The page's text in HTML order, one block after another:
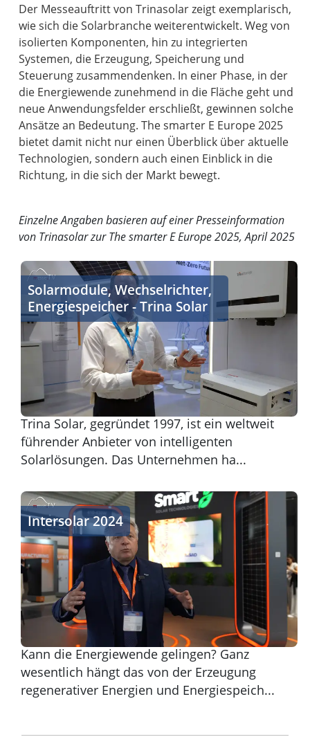
Der Messeauftritt von Trinasolar zeigt exemplarisch,
wie sich die Solarbranche weiterentwickelt. Weg von
isolierten Komponenten, hin zu integrierten
Systemen, die Erzeugung, Speicherung und
Steuerung zusammendenken. In einer Phase, in der
die Energiewende zunehmend in die Fläche geht und
neue Anwendungsfelder erschließt, gewinnen solche
Ansätze an Bedeutung. The smarter E Europe 2025
bietet damit nicht nur einen Überblick über aktuelle
Technologien, sondern auch einen Einblick in die
Richtung, in die sich der Markt bewegt.
Einzelne Angaben basieren auf einer Presseinformation
von Trinasolar zur The smarter E Europe 2025, April 2025
Solarmodule, Wechselrichter, Energiespeicher - Trina
Solarmodule, Wechselrichter,
Energiespeicher - Trina Solar
Trina Solar, gegründet 1997, ist ein weltweit
führender Anbieter von intelligenten
Solarlösungen. Das Unternehmen ha...
Intersolar 2024
Intersolar 2024
Kann die Energiewende gelingen? Ganz
wesentlich hängt das von der Erzeugung
regenerativer Energien und Energiespeich...